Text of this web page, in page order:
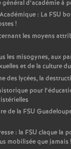
d’académie à
: La FSU
!
les moyens
les misogynes, aux
et de la culture
des lycées, la
pour
de la FSU
: la FSU claque la
mobilisée que jamais !